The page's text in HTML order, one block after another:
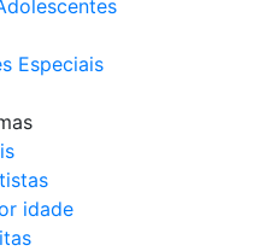
Especiais
idade